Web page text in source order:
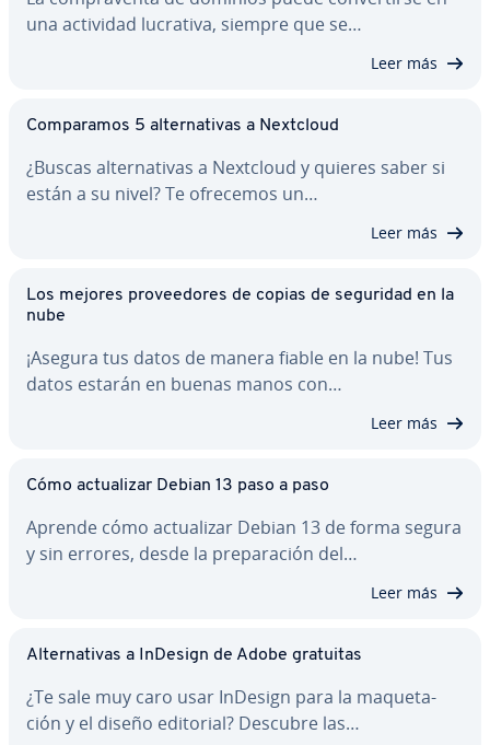
una actividad lucrativa, siempre que se…
Leer más
Co­m­pa­ra­mos 5 al­te­r­na­ti­vas a Nextcloud
¿Buscas al­te­r­na­ti­vas a Nextcloud y quieres saber si
están a su nivel? Te ofrecemos un…
Leer más
Los mejores pro­vee­do­res de copias de seguridad en la
nube
¡Asegura tus datos de manera fiable en la nube! Tus
datos estarán en buenas manos con…
Leer más
Cómo ac­tua­li­zar Debian 13 paso a paso
Aprende cómo ac­tua­li­zar Debian 13 de forma segura
y sin errores, desde la pre­pa­ra­ción del…
Leer más
Al­te­r­na­ti­vas a InDesign de Adobe gratuitas
¿Te sale muy caro usar InDesign para la ma­que­ta­
ción y el diseño editorial? Descubre las…